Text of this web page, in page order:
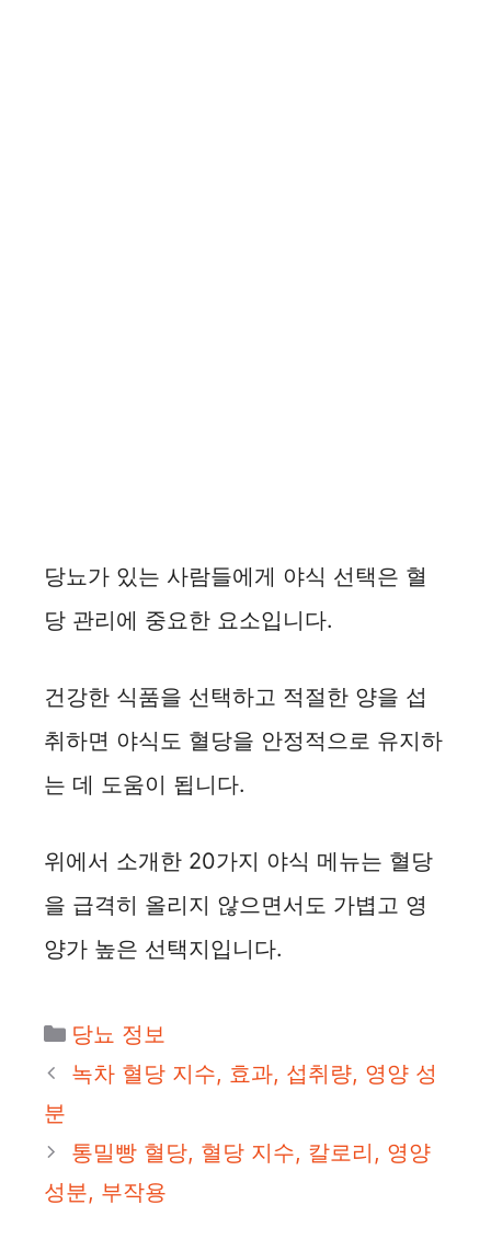
당뇨가 있는 사람들에게 야식 선택은 혈
당 관리에 중요한 요소입니다.
건강한 식품을 선택하고 적절한 양을 섭
취하면 야식도 혈당을 안정적으로 유지하
는 데 도움이 됩니다.
위에서 소개한 20가지 야식 메뉴는 혈당
을 급격히 올리지 않으면서도 가볍고 영
양가 높은 선택지입니다.
카
테
당뇨 정보
녹차 혈당 지수, 효과, 섭취량, 영양 성
분
통밀빵 혈당, 혈당 지수, 칼로리, 영양
성분, 부작용